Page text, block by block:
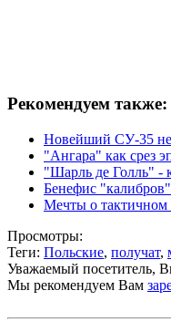
Рекомендуем также:
Новейший СУ-35 не
"Ангара" как срез
"Шарль де Голль" -
Бенефис "калибров"
Мечты о тактичном
Просмотры:
Теги: Польские, получат,
Уважаемый посетитель,
Мы рекомендуем Вам